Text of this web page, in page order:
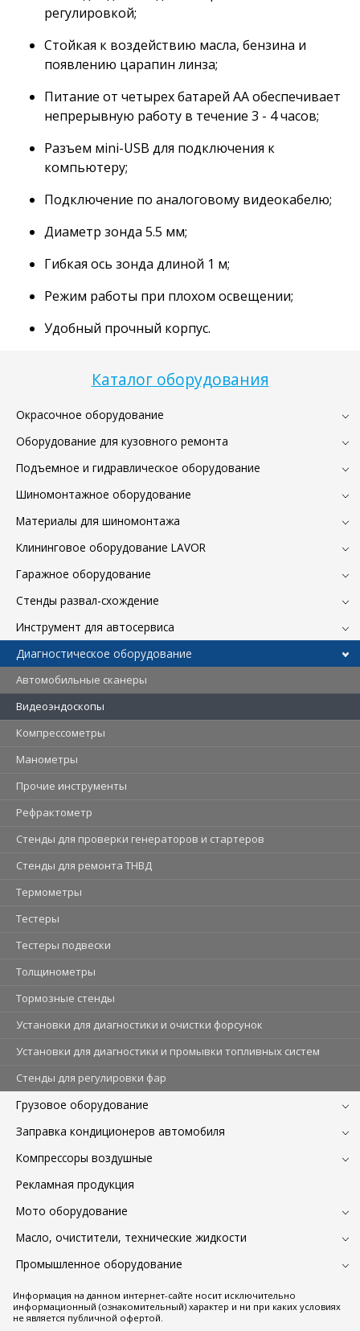
Каталог оборудования
Окрасочное оборудование
Оборудование для кузовного ремонта
Подъемное и гидравлическое оборудование
Шиномонтажное оборудование
Материалы для шиномонтажа
Клининговое оборудование LAVOR
Гаражное оборудование
Стенды развал-схождение
Инструмент для автосервиса
Диагностическое оборудование
Автомобильные сканеры
Видеоэндоскопы
Компрессометры
Манометры
Прочие инструменты
Рефрактометр
Стенды для проверки генераторов и стартеров
Стенды для ремонта ТНВД
Термометры
Тестеры
Тестеры подвески
Толщинометры
Тормозные стенды
Установки для диагностики и очистки форсунок
Установки для диагностики и промывки топливных систем
Стенды для регулировки фар
Грузовое оборудование
Заправка кондиционеров автомобиля
Компрессоры воздушные
Рекламная продукция
Мото оборудование
Масло, очистители, технические жидкости
Промышленное оборудование
Информация на данном интернет-сайте носит исключительно
информационный (ознакомительный) характер и ни при каких условиях
не является публичной офертой.
регулировкой;
Стойкая к воздействию масла, бензина и
появлению царапин линза;
Питание от четырех батарей АА обеспечивает
непрерывную работу в течение 3 - 4 часов;
Разъем мini-USB для подключения к
компьютеру;
Подключение по аналоговому видеокабелю;
Диаметр зонда 5.5 мм;
Гибкая ось зонда длиной 1 м;
Режим работы при плохом освещении;
Удобный прочный корпус.